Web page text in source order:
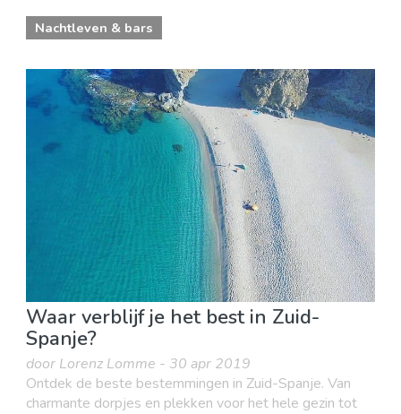
Nachtleven & bars
Waar verblijf je het best in Zuid-
Spanje?
door Lorenz Lomme - 30 apr 2019
Ontdek de beste bestemmingen in Zuid-Spanje. Van
charmante dorpjes en plekken voor het hele gezin tot